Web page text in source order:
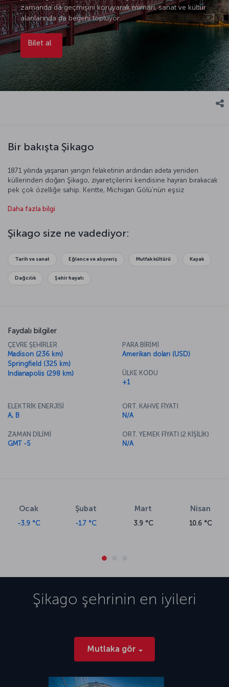
zamanda da geçmişini koruyarak mimari, sanat ve kültür
alanlarında da beğeni topluyor.
Bilet al
Bir bakışta Şikago
1871 yılında yaşanan yangın felaketinin ardından adeta yeniden
küllerinden doğan Şikago, ziyaretçilerini kendisine hayran bırakacak
pek çok özelliğe sahip. Kentte, Michigan Gölü’nün eşsiz
zamanlar geçirebilirsiniz. Willis Kulesi’nin 412. metresinde cam
Park’taki sanat eserlerine hayran olabilirsiniz. Kentin akvaryumlarıysa
sizi derin mavilerin sürprizleriyle etkilemek için bekliyor. Ama ne
burada bir gösteri izleyin. Pişman olmazsınız.
Daha fazla bilgi
Şikago size ne vadediyor:
Tarih ve sanat Eğlence ve alışveriş Mutfak kültürü Kayak
Dağcılık Şehir hayatı
Faydalı bilgiler
ÇEVRE ŞEHİRLER
Madison (236 km)
Springfield (325 km)
Indianapolis (298 km)
PARA BİRİMİ
Amerikan doları (USD)
ÜLKE KODU
+1
ELEKTRİK ENERJİSİ
A, B
ZAMAN DİLİMİ
GMT -5
ORT. KAHVE FİYATI
N/A
ORT. YEMEK FİYATI (2 KİŞİLİK)
N/A
Ocak
-3.9 °C
Şubat
-1.7 °C
Mart
3.9 °C
Nisan
10.6 °C
Şikago şehrinin en iyileri
Mutlaka gör